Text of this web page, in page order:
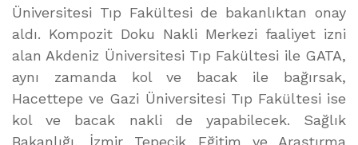
Üniversitesi Tıp Fakültesi de bakanlıktan onay
aldı. Kompozit Doku Nakli Merkezi faaliyet izni
alan Akdeniz Üniversitesi Tıp Fakültesi ile GATA,
aynı zamanda kol ve bacak ile bağırsak,
Hacettepe ve Gazi Üniversitesi Tıp Fakültesi ise
kol ve bacak nakli de yapabilecek. Sağlık
Bakanlığı, İzmir Tepecik Eğitim ve Araştırma